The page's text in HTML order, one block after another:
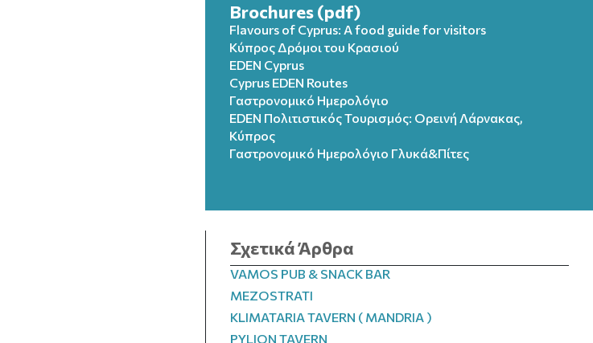
Brochures (pdf)
Flavours of Cyprus: A food guide for visitors
Κύπρος Δρόμοι του Κρασιού
EDEN Cyprus
Cyprus EDEN Routes
Γαστρονομικό Ημερολόγιο
EDEN Πολιτιστικός Τουρισμός: Ορεινή Λάρνακας,
Κύπρος
Γαστρονομικό Ημερολόγιo Γλυκά&Πίτες
Σχετικά Άρθρα
VAMOS PUB & SNACK BAR
MEZOSTRATI
KLIMATARIA TAVERN ( MANDRIA )
PYLION TAVERN